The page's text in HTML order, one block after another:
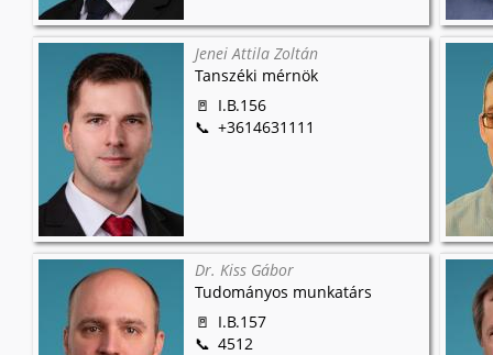
Jenei Attila Zoltán
Tanszéki mérnök
I.B.156
+3614631111
Dr. Kiss Gábor
Tudományos munkatárs
I.B.157
4512